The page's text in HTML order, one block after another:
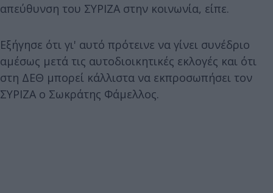
απεύθυνση του ΣΥΡΙΖΑ στην κοινωνία, είπε.
Εξήγησε ότι γι' αυτό πρότεινε να γίνει συνέδριο
αμέσως μετά τις αυτοδιοικητικές εκλογές και ότι
στη ΔΕΘ μπορεί κάλλιστα να εκπροσωπήσει τον
ΣΥΡΙΖΑ ο Σωκράτης Φάμελλος.